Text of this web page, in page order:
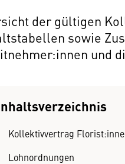
der gültigen
sowie
und
Kollektivvertrag
Lohnordnungen